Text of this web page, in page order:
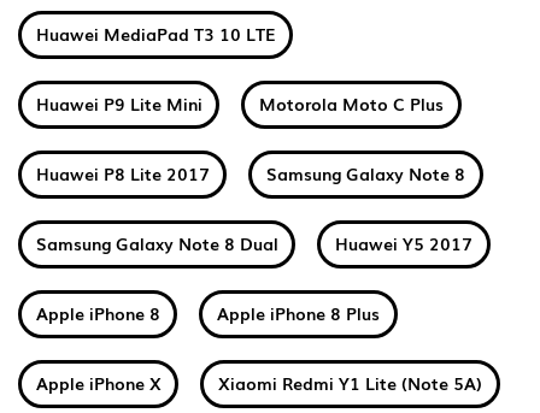
Huawei MediaPad T3 10 LTE
Huawei P9 Lite Mini Motorola Moto C Plus
Huawei P8 Lite 2017 Samsung Galaxy Note 8
Samsung Galaxy Note 8 Dual Huawei Y5 2017
Apple iPhone 8 Apple iPhone 8 Plus
Apple iPhone X Xiaomi Redmi Y1 Lite (Note 5A)